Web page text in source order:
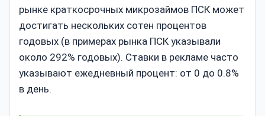
рынке краткосрочных микрозаймов ПСК может
достигать нескольких сотен процентов
годовых (в примерах рынка ПСК указывали
около 292% годовых). Ставки в рекламе часто
указывают ежедневный процент: от 0 до 0.8%
в день.